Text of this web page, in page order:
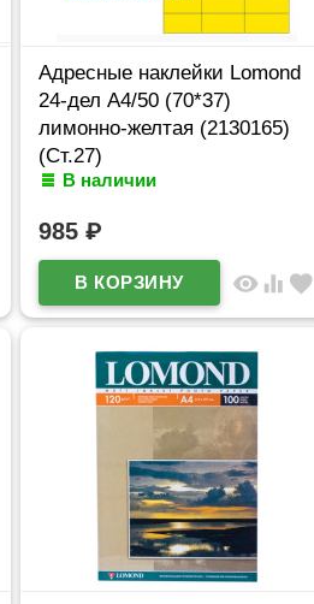
Адресные наклейки Lomond
24-дел A4/50 (70*37)
лимонно-желтая (2130165)
(Ст.27)
В наличии
985₽
visibility equalizer favorite